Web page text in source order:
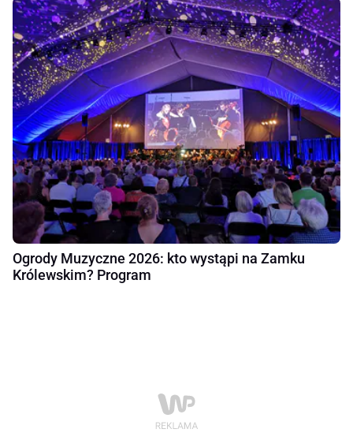
Ogrody Muzyczne 2026: kto wystąpi na Zamku
Królewskim? Program